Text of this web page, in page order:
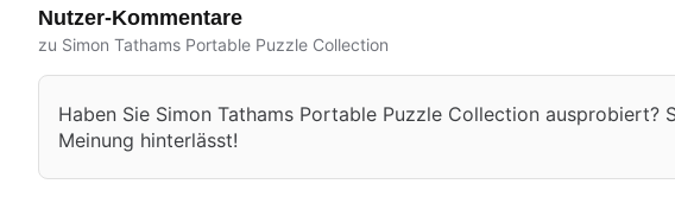
Nutzer-Kommentare
zu Simon Tathams Portable Puzzle Collection
Haben Sie Simon Tathams Portable Puzzle Collection ausprobiert?
Meinung hinterlässt!